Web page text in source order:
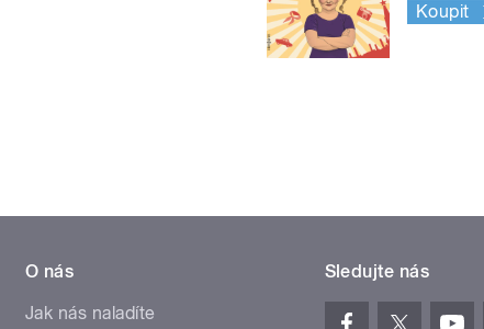
Koupit
O nás
Jak nás naladíte
Sledujte nás